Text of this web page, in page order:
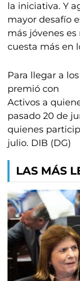
la iniciativa. Y
mayor desafío
más jóvenes
cuesta más en
Para llegar a
premió con
Activos a
pasado 20 de
quienes
julio. DIB (DG)
LAS MÁS